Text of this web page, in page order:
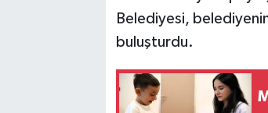
Belediyesi,
buluşturdu.